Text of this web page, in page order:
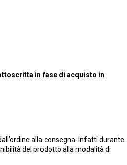
in fase di acquisto in
alla consegna. Infatti durante
del prodotto alla modalità di